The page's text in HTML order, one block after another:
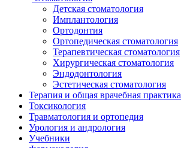
Детская стоматология
Имплантология
Ортодонтия
Ортопедическая стоматология
Терапевтическая стоматология
Хирургическая стоматология
Эндодонтология
Эстетическая стоматология
Терапия и общая врачебная практика
Токсикология
Травматология и ортопедия
Урология и андрология
Учебники